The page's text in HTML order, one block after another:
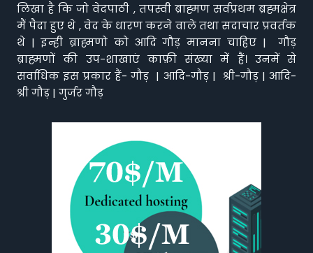
लिखा है कि जो वेदपाठी , तपस्वी ब्राह्मण सर्वप्रथम ब्रह्मक्षेत्र
मैं पैदा हुए थे , वेद के धारण करने वाले तथा सदाचार प्रवर्तक
थे | इन्ही ब्राह्मणो को आदि गौड़ मानना चाहिए | गौड़
ब्राह्मणों की उप-शाखाएं काफ़ी संख्या में हैं। उनमें से
सर्वाधिक इस प्रकार हैं- गौड़ | आदि-गौड़ | श्री-गौड़ | आदि-
श्री गौड़ | गुर्जर गौड़